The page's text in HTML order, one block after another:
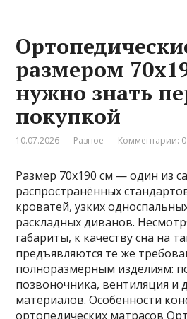
размером
нужно знать
покупкой
10.07.2026 Разное Комментарии: 0
Размер 70х190 см — один из
распространённых
кроватей, узких
раскладных диванов.
габариты, к качеству сна на
предъявляются те же
полноразмерным изделиям:
позвоночника, вентиляция и
материалов. Особенности
ортопедических матрасов